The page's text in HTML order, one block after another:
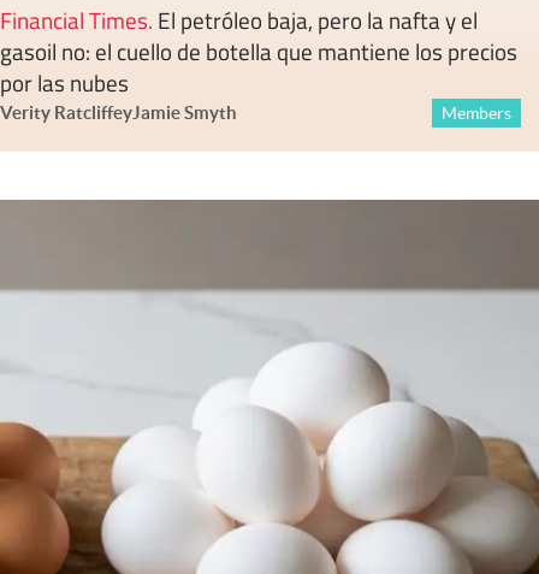
Financial Times. El petróleo baja, pero la nafta y el
gasoil no: el cuello de botella que mantiene los precios
por las nubes
Verity RatcliffeyJamie Smyth Members